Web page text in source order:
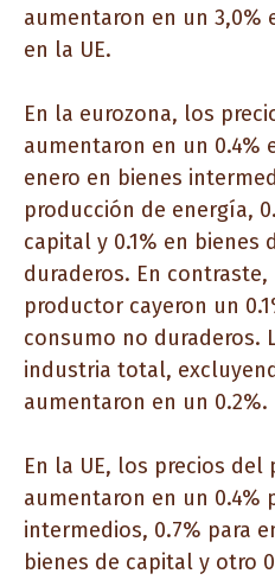
aumentaron en un 3,0%
en la UE.
En la eurozona, los
aumentaron en un 0.4%
enero en bienes
producción de energía,
capital y 0.1% en bienes
duraderos. En
productor cayeron un
consumo no duraderos.
industria total,
aumentaron en un 0.2%.
En la UE, los precios
aumentaron en un 0.4%
intermedios, 0.7% para
bienes de capital y otro